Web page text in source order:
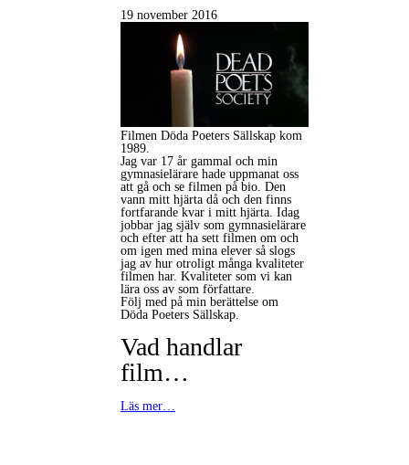
19 november 2016
Filmen Döda Poeters Sällskap kom
1989.
Jag var 17 år gammal och min
gymnasielärare hade uppmanat oss
att gå och se filmen på bio. Den
vann mitt hjärta då och den finns
fortfarande kvar i mitt hjärta. Idag
jobbar jag själv som gymnasielärare
och efter att ha sett filmen om och
om igen med mina elever så slogs
jag av hur otroligt många kvaliteter
filmen har. Kvaliteter som vi kan
lära oss av som författare.
Följ med på min berättelse om
Döda Poeters Sällskap.
Vad handlar
film…
Läs mer…